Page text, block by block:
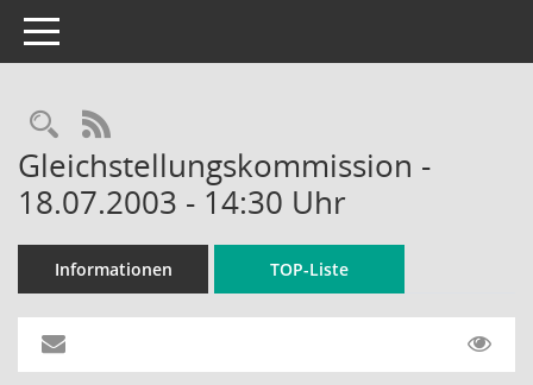
Toggle navigation
Rechercheauswahl
RSS-Feed
Gleichstellungskommission -
18.07.2003 - 14:30 Uhr
Informationen TOP-Liste